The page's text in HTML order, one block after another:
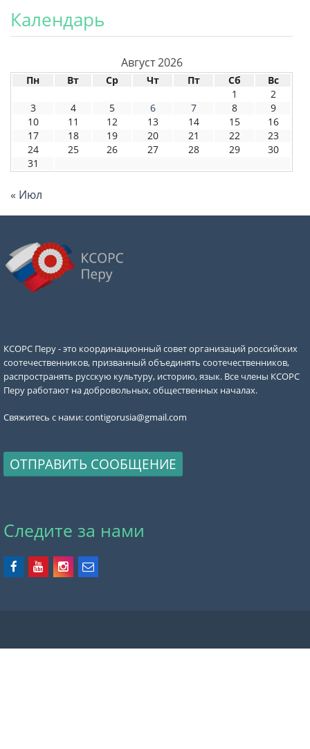
Календарь
Август 2026
Пн Вт Ср Чт Пт Сб
Вс
1
2
3
4 5 6 7 8
9
10
11 12 13 14 15
16
17
18 19 20 21 22
23
24
25 26 27 28 29
30
31
« Июл
КСОРС Перу - это координационный совет организаций российских
соотечественников, призванный объединять соотечественников,
распространять русскую культуру, историю, язык. Все члены КСОРС
Перу работают на добровольных, общественных началах.
Свяжитесь с нами:contigorusia@gmail.com
ОТПРАВИТЬ СООБЩЕНИЕ
Следите за нами